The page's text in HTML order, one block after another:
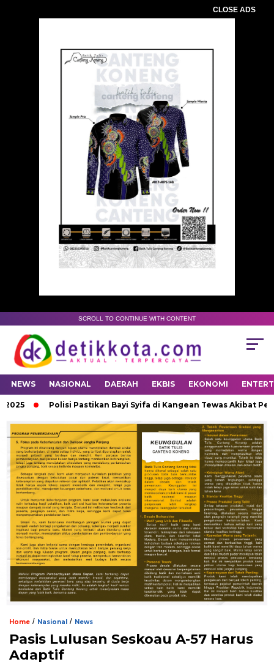
CLOSE ADS
SCROLL TO CONTINUE WITH CONTENT
NEWS NASIONAL DAERAH EKBIS EKONOMI
Polisi Pastikan Bayi Syifa di Kangean Tewas Akibat
Home / Nasional / News
Pasis Lulusan Seskoau A-57 Harus
Adaptif